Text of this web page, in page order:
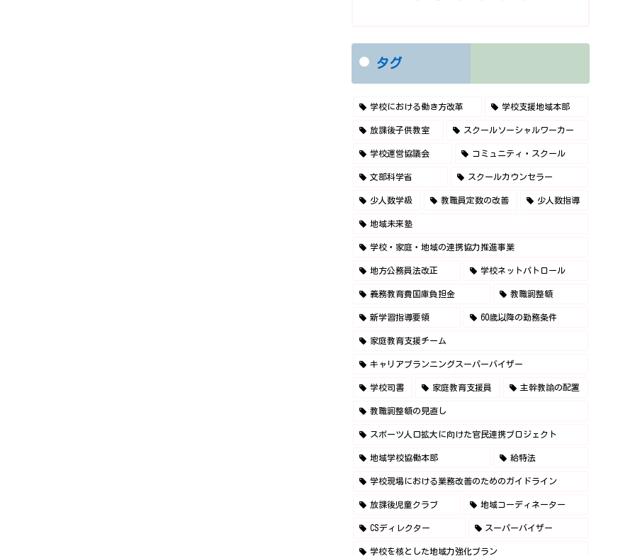
タグ
学校における働き方改革 学校支援地域本部
放課後子供教室 スクールソーシャルワーカー
学校運営協議会 コミュニティ・スクール
文部科学省 スクールカウンセラー
少人数学級 教職員定数の改善 少人数指導
地域未来塾
学校・家庭・地域の連携協力推進事業
地方公務員法改正 学校ネットパトロール
義務教育費国庫負担金 教職調整額
新学習指導要領 60歳以降の勤務条件
家庭教育支援チーム
キャリアプランニングスーパーバイザー
学校司書 家庭教育支援員 主幹教諭の配置
教職調整額の見直し
スポーツ人口拡大に向けた官民連携プロジェクト
地域学校協働本部 給特法
学校現場における業務改善のためのガイドライン
放課後児童クラブ 地域コーディネーター
CSディレクター スーパーバイザー
学校を核とした地域力強化プラン